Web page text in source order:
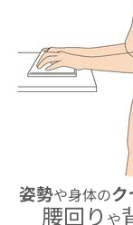
姿勢や身体のク
腰回り や